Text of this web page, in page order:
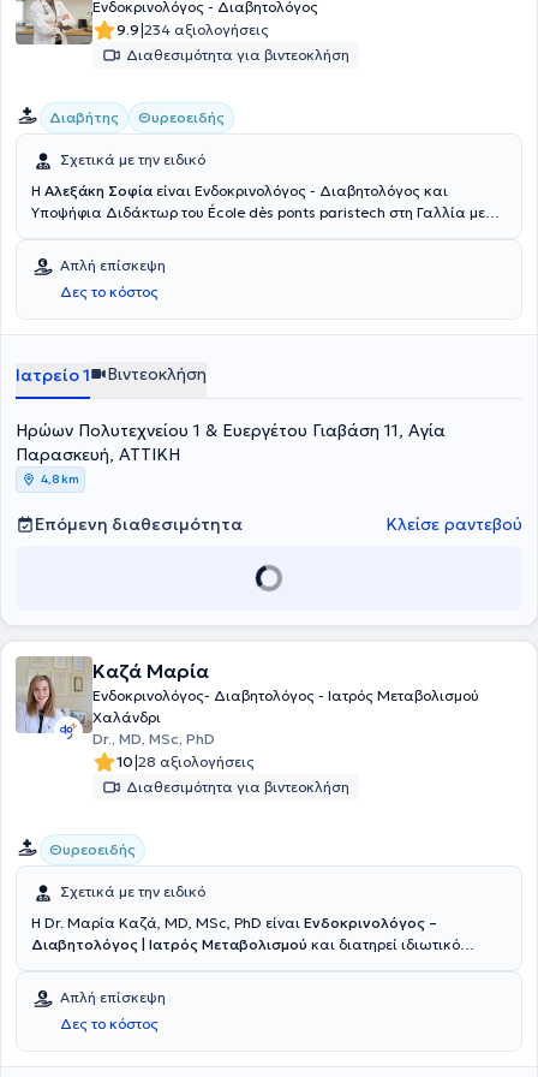
Ενδοκρινολόγος - Διαβητολόγος
9.9|234 αξιολογήσεις
Διαθεσιμότητα για βιντεοκλήση
Διαβήτης Θυρεοειδής
Σχετικά με την ειδικό
Η Αλεξάκη Σοφία είναι Ενδοκρινολόγος - Διαβητολόγος και
Υποψήφια Διδάκτωρ του École dès ponts paristech στη Γαλλία με
Ενδοκρινολογία - Σακχαρώδη διαβήτη και Μεταβολισμό στο
Βενιζέλειο Γ. Ν. Ηρακλείου, όπου και εξειδικεύτηκε στη
Διαβητολογία. Τέλος, διαθέτει πολυετή κλινική και ερευνητική
εμπειρία στην Ελλάδα, στο Ηνωμένο Βασίλειο, στην Γαλλία και στο
Απλή επίσκεψη
Δες το κόστος
Ιατρείο 1 Βιντεοκλήση
Ηρώων Πολυτεχνείου 1 & Ευεργέτου Γιαβάση 11, Αγία
Παρασκευή, ΑΤΤΙΚΗ
4,8 km
Επόμενη διαθεσιμότητα Κλείσε ραντεβού
Καζά Μαρία
Ενδοκρινολόγος- Διαβητολόγος - Ιατρός Μεταβολισμού
Χαλάνδρι
Dr., MD, MSc, PhD
10|28 αξιολογήσεις
Διαθεσιμότητα για βιντεοκλήση
Θυρεοειδής
Σχετικά με την ειδικό
Η Dr. Μαρία Καζά, MD, MSc, PhD είναι Ενδοκρινολόγος –
Διαβητολόγος | Ιατρός Μεταβολισμού και διατηρεί ιδιωτικό
Φαρμακευτικής του Εθνικού και Καποδιστριακού Πανεπιστημίου
Αθηνών. Είναι αριστούχος Διδάκτωρ της Ιατρικής Σχολής του
Εθνικού και Καποδιστριακού Πανεπιστημίου Αθηνών, με τίτλο
Διδακτορικής Διατριβής "Επίδραση της φυσικής δραστηριότητας
Απλή επίσκεψη
Δες το κόστος